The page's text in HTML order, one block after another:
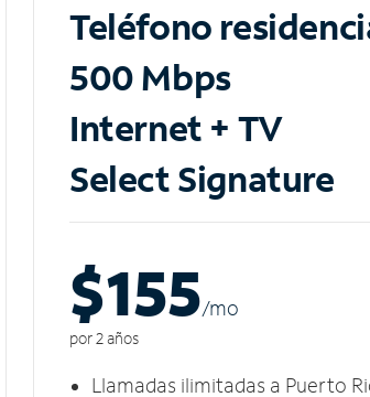
Teléfono
500 Mbps
Internet + TV
Select Signature
$155/mo
por 2 años
Llamadas ilimitadas a Puerto